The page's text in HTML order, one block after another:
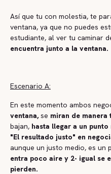
Así que tu con molestia, te
ventana, ya que no puedes
estudiante, al ver tu caminar
encuentra junto a la ventana.
Escenario A:
En este momento ambos
ventana,se miran de manera
bajan, hasta llegar a un punto
"El resultado justo" en
aunque un justo medio, es un
entra poco aire y 2- igual se
pierden.